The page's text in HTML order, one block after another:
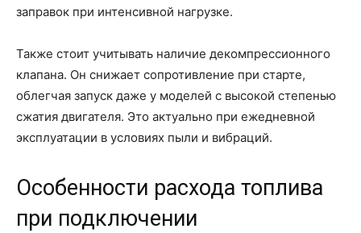
заправок при интенсивной нагрузке.
Также стоит учитывать наличие декомпрессионного
клапана. Он снижает сопротивление при старте,
облегчая запуск даже у моделей с высокой степенью
сжатия двигателя. Это актуально при ежедневной
эксплуатации в условиях пыли и вибраций.
Особенности расхода топлива
при подключении